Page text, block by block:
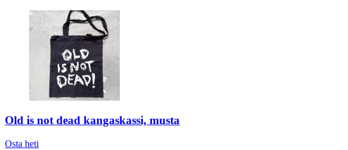
Old is not dead kangaskassi, musta
Osta heti